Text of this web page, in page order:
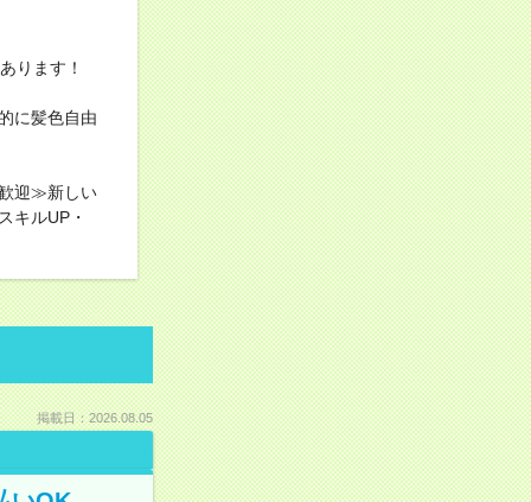
ります！
に髪色自由
迎≫新しい
キルUP・
掲載日：2026.08.05